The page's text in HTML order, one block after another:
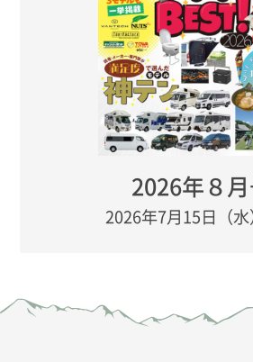
2026年８
2026年7月15日（